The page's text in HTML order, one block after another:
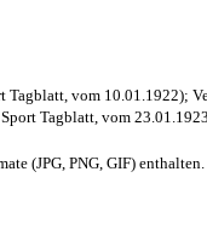
Tagblatt, vom 10.01.1922);
Tagblatt, vom
(JPG, PNG, GIF) enthalten.